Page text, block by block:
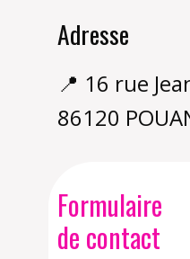
Adresse
📍 16 rue
86120
Formulaire
de contact